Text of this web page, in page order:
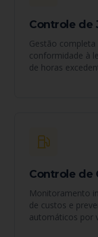
Controle de
Gestão
conformidade à
de horas
Controle de
Monitoramento
de custos e
automáticos por